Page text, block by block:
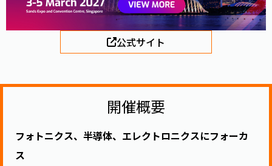
公式サイト
開催概要
フォトニクス、半導体、エレクトロニクスにフォーカ
ス